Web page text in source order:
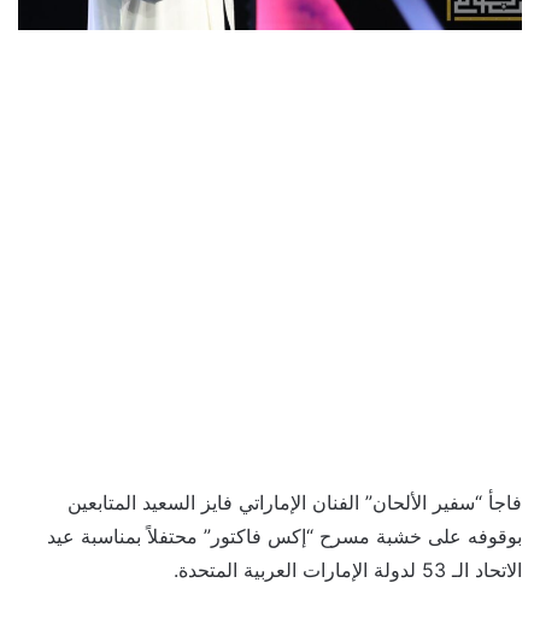
فاجأ “سفير الألحان” الفنان الإماراتي فايز السعيد المتابعين
بوقوفه على خشبة مسرح “إكس فاكتور” محتفلاً بمناسبة عيد
الاتحاد الـ 53 لدولة الإمارات العربية المتحدة.